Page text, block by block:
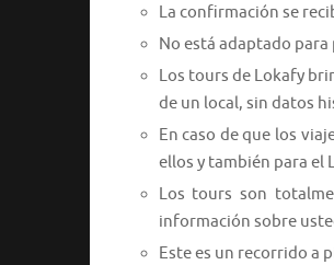
La confirmación se
No está adaptado para
Los tours de Lokafy
de un local, sin datos
En caso de que los
ellos y también para el
Los tours son
información sobre
Este es un recorrido a